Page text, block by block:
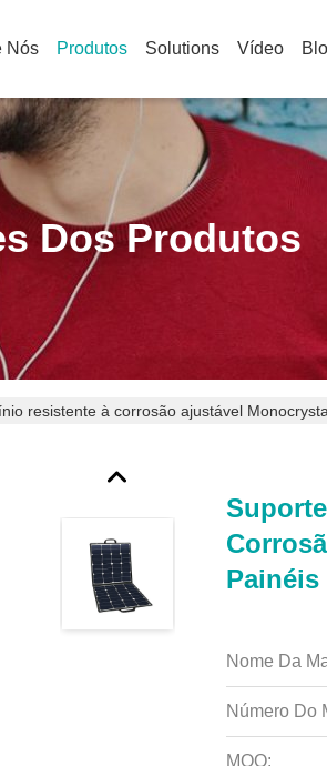
Nós Produtos Solutions Vídeo
Dos Produtos
resistente à corrosão ajustável
Painéis
Nome Da
Número Do
MOQ: